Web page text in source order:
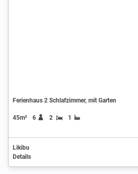
Ferienhaus 2 Schlafzimmer, mit Garten
45m² 6 2 1
Likibu
Details